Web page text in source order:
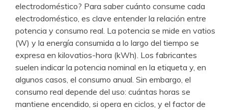
electrodoméstico? Para saber cuánto consume cada
electrodoméstico, es clave entender la relación entre
potencia y consumo real. La potencia se mide en vatios
(W) y la energía consumida a lo largo del tiempo se
expresa en kilovatios-hora (kWh). Los fabricantes
suelen indicar la potencia nominal en la etiqueta y, en
algunos casos, el consumo anual. Sin embargo, el
consumo real depende del uso: cuántas horas se
mantiene encendido, si opera en ciclos, y el factor de